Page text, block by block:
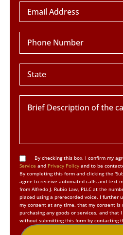
By checking this box, I confirm my
Service and Privacy Policy and to be
By completing this form and clicking the
agree to receive automated calls and text
from Alfredo J. Rubio Law, PLLC at the
placed using a prerecorded voice. I further
my consent at any time, that my consent
purchasing any goods or services, and that
without submitting this form by contacting